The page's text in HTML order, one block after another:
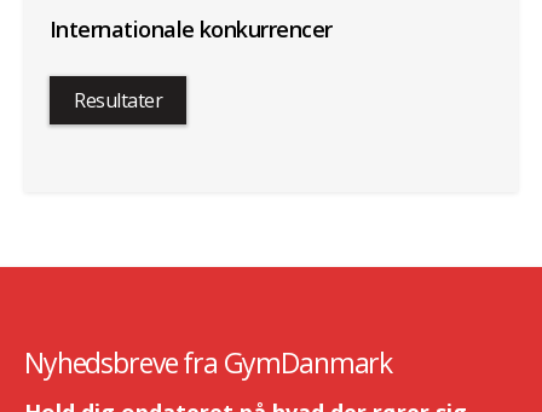
Internationale konkurrencer
Resultater
Nyhedsbreve fra GymDanmark